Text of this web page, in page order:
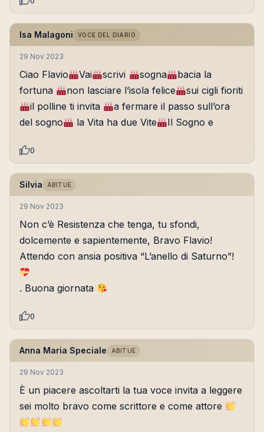
Isa Malagoni VOCE DEL DIARIO
29 Nov 2023
Ciao Flavio Vai scrivi sogna
bacia la
fortuna
non lasciare l’isola felice
sui cigli fioriti
il polline ti invita
a fermare il passo sull’ora
del sogno
la Vita ha due Vite Il Sogno e
0
Silvia ABITUÈ
29 Nov 2023
Non c’è Resistenza che tenga, tu sfondi,
dolcemente e sapientemente, Bravo Flavio!
Attendo con ansia positiva “L’anello di Saturno”!
. Buona giornata
0
Anna Maria Speciale ABITUÈ
29 Nov 2023
È un piacere ascoltarti la tua voce invita a leggere
sei molto bravo come scrittore e come attore